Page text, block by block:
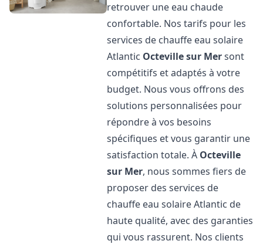
retrouver une eau chaude
confortable. Nos tarifs pour les
services de chauffe eau solaire
Atlantic Octeville sur Mersont
compétitifs et adaptés à votre
budget. Nous vous offrons des
solutions personnalisées pour
répondre à vos besoins
spécifiques et vous garantir une
satisfaction totale. À Octeville
sur Mer, nous sommes fiers de
proposer des services de
chauffe eau solaire Atlantic de
haute qualité, avec des garanties
qui vous rassurent. Nos clients